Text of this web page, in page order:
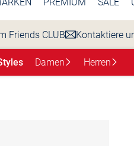
Friends CLUB Kontaktiere
Damen Herren